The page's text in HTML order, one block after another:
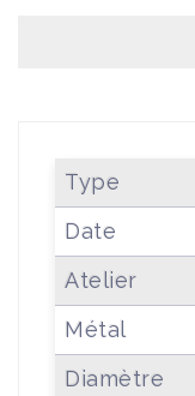
Type
Date
Atelier
Métal
Diamètre